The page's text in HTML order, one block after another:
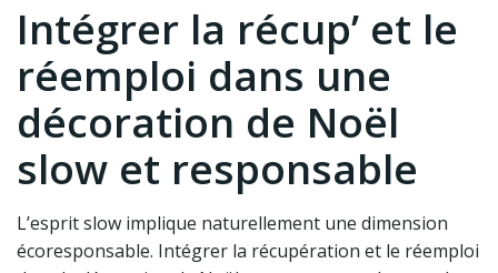
Intégrer la récup’ et le
réemploi dans une
décoration de Noël
slow et responsable
L’esprit slow implique naturellement une dimension
écoresponsable. Intégrer la récupération et le réemploi